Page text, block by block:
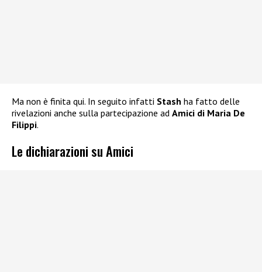
Ma non è finita qui. In seguito infatti Stash ha fatto delle
rivelazioni anche sulla partecipazione ad Amici di Maria De
Filippi.
Le dichiarazioni su Amici